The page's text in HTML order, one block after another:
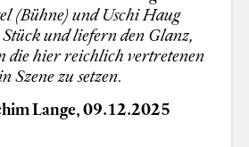
(Bühne) und Uschi Haug
und liefern den Glanz,
die hier reichlich vertretenen
Szene zu setzen.
Lange, 09.12.2025